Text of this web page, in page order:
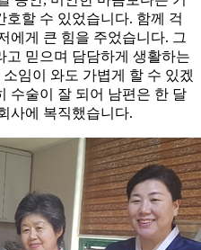
호할 수 있었습니다. 함께 걱
에게 큰 힘을 주었습니다. 그
고 믿으며 담담하게 생활하는
임이 와도 가볍게 할 수 있겠
수술이 잘 되어 남편은 한 달
사에 복직했습니다.